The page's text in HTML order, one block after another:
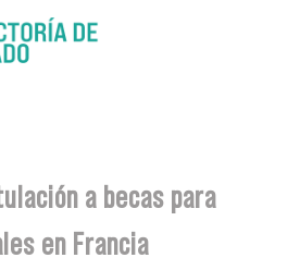
a becas para
en Francia